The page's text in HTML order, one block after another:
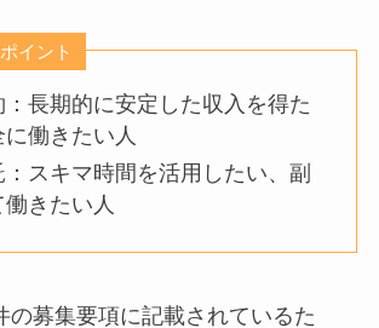
イント
：長期的に安定した収入を得た
働きたい人
スキマ時間を活用したい、副
きたい人
の募集要項に記載されているた